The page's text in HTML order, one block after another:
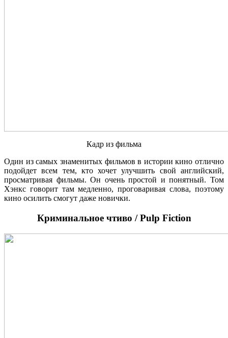
Кадр из фильма
Один из самых знаменитых фильмов в истории кино отлично
подойдет всем тем, кто хочет улучшить свой английский,
просматривая фильмы. Он очень простой и понятный. Том
Хэнкс говорит там медленно, проговаривая слова, поэтому
кино осилить смогут даже новички.
Криминальное чтиво / Pulp Fiction